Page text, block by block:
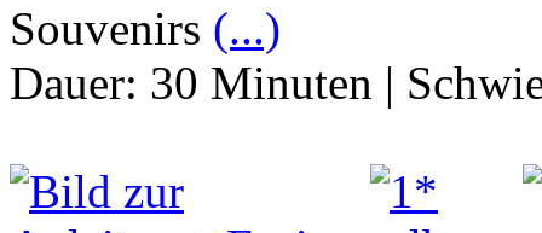
Souvenirs (...)
Dauer: 30 Minuten |